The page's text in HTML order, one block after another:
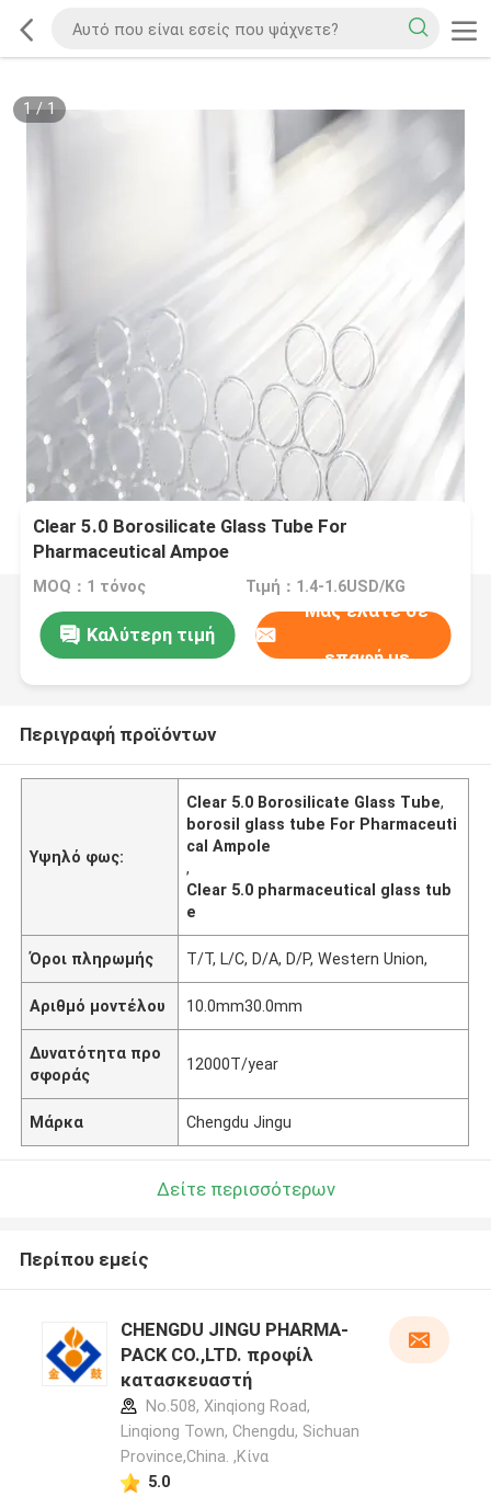
1/1
Clear 5.0 Borosilicate Glass Tube For
Pharmaceutical Ampoe
MOQ：1 τόνος Τιμή：1.4-1.6USD/KG
Καλύτερη τιμή
Μας ελάτε σε
επαφή με
Περιγραφή προϊόντων
Υψηλό φως:
Clear 5.0 Borosilicate Glass Tube,
borosil glass tube For Pharmaceuti
cal Ampole
,
Clear 5.0 pharmaceutical glass tub
e
Όροι πληρωμής T/T, L/C, D/A, D/P, Western Union,
Αριθμό μοντέλου 10.0mm30.0mm
Δυνατότητα προ
σφοράς
12000T/year
Μάρκα Chengdu Jingu
Δείτε περισσότερων
Περίπου εμείς
CHENGDU JINGU PHARMA-
PACK CO.,LTD. προφίλ
κατασκευαστή
No.508, Xinqiong Road,
Linqiong Town, Chengdu, Sichuan
Province,China. ,Κίνα
5.0